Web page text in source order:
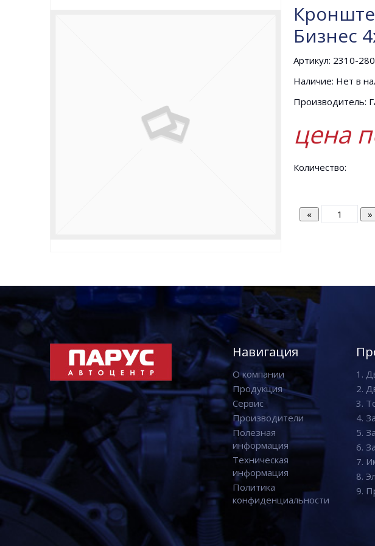
Бизнес
Артикул: 2310-
Наличие: Нет в
Производитель:
цена
Количество:
Навигация
О компании
Продукция
Сервис
Производители
Полезная
информация
Техническая
информация
Политика
конфиденциальности
1.
2.
3.
4.
5.
6.
7.
8.
9.